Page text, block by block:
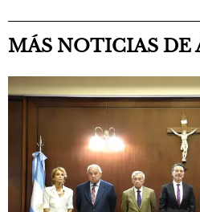
MÁS NOTICIAS DE